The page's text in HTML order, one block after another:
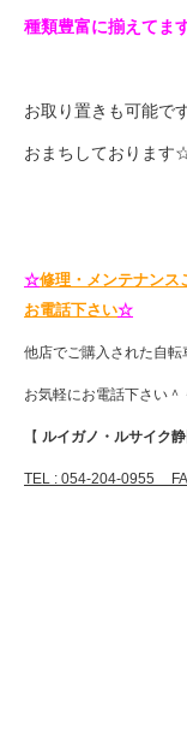
種類豊富に揃えてま
お取り置きも可能で
おまちしております
☆修理・メンテナンス
お電話下さい☆
他店でご購入された自転
お気軽にお電話下さい＾
【 ルイガノ・ルサイク
TEL : 054-204-0955